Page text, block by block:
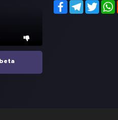
beta
FacebookTelegram